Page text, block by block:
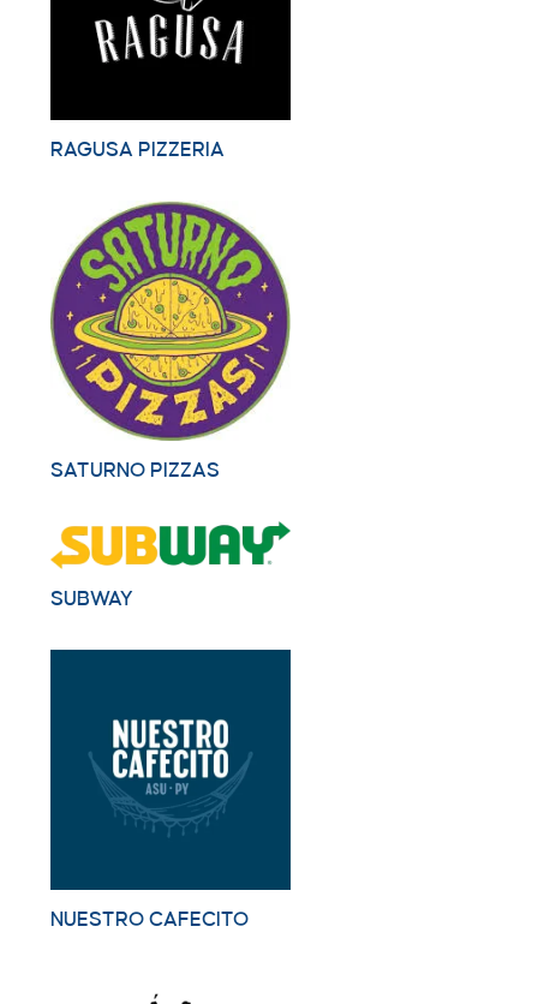
RAGUSA PIZZERIA
SATURNO PIZZAS
SUBWAY
NUESTRO CAFECITO